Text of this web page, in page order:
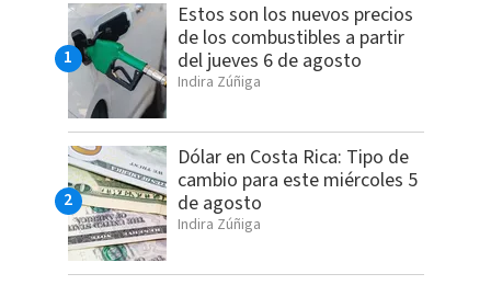
Estos son los nuevos precios
de los combustibles a partir
del jueves 6 de agosto
Indira Zúñiga
Dólar en Costa Rica: Tipo de
cambio para este miércoles 5
de agosto
Indira Zúñiga